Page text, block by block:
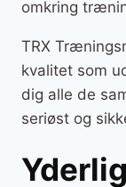
omkring
TRX
kvalitet som
dig alle de
seriøst og